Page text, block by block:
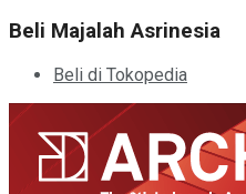
Beli Majalah Asrinesia
Beli di Tokopedia